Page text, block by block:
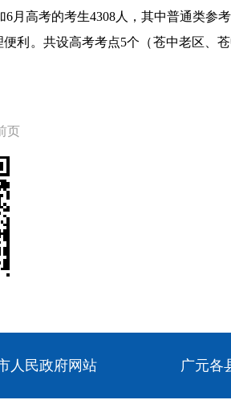
高考的考生4308人，其中普通类参考
利。共设高考考点5个（苍中老区、
页
人民政府网站